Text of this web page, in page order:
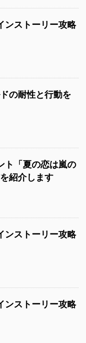
ンストーリー攻略
の耐性と行動を
ト「夏の恋は嵐の
紹介します
ンストーリー攻略
ンストーリー攻略